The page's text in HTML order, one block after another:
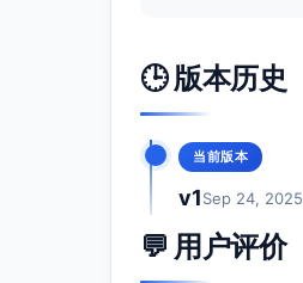
🕒 版本历史
当前版本
v1Sep 24, 2025
💬 用户评价